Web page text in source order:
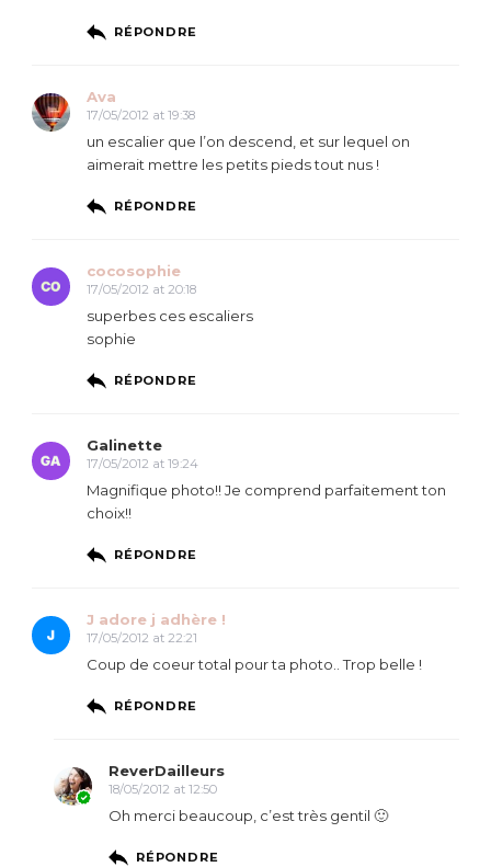
RÉPONDRE
Ava
17/05/2012 at 19:38
un escalier que l’on descend, et sur lequel on
aimerait mettre les petits pieds tout nus !
RÉPONDRE
cocosophie
17/05/2012 at 20:18
superbes ces escaliers
sophie
RÉPONDRE
Galinette
17/05/2012 at 19:24
Magnifique photo!! Je comprend parfaitement ton
choix!!
RÉPONDRE
J adore j adhère !
17/05/2012 at 22:21
Coup de coeur total pour ta photo.. Trop belle !
RÉPONDRE
ReverDailleurs
18/05/2012 at 12:50
Oh merci beaucoup, c’est très gentil 🙂
RÉPONDRE